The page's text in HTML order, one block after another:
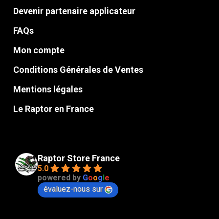
Devenir partenaire applicateur
FAQs
Mon compte
Conditions Générales de Ventes
Mentions légales
Le Raptor en France
Raptor Store France
5.0
powered by Goog e
évaluez-nous sur